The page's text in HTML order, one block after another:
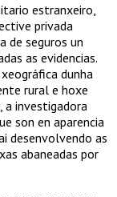
estranxeiro,
privada
de seguros un
as evidencias.
dunha
rural e hoxe
investigadora
son en aparencia
desenvolvendo as
abaneadas por